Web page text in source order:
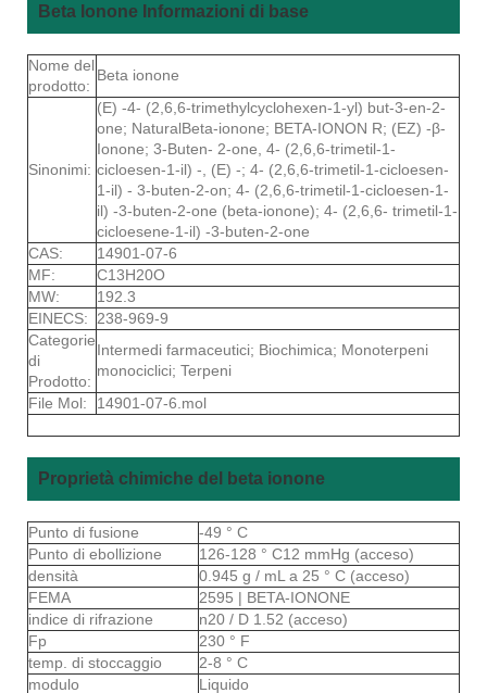
Beta Ionone Informazioni di base
Nome del
prodotto:
Beta ionone
Sinonimi:
(E) -4- (2,6,6-trimethylcyclohexen-1-yl) but-3-en-2-
one; NaturalBeta-ionone; BETA-IONON R; (EZ) -β-
Ionone; 3-Buten- 2-one, 4- (2,6,6-trimetil-1-
cicloesen-1-il) -, (E) -; 4- (2,6,6-trimetil-1-cicloesen-
1-il) - 3-buten-2-on; 4- (2,6,6-trimetil-1-cicloesen-1-
il) -3-buten-2-one (beta-ionone); 4- (2,6,6- trimetil-1-
cicloesene-1-il) -3-buten-2-one
CAS:
14901-07-6
MF:
C13H20O
MW:
192.3
EINECS:
238-969-9
Categorie
di
Prodotto:
Intermedi farmaceutici; Biochimica; Monoterpeni
monociclici; Terpeni
File Mol:
14901-07-6.mol
Proprietà chimiche del beta ionone
Punto di fusione
-49 ° C
Punto di ebollizione
126-128 ° C12 mmHg (acceso)
densità
0.945 g / mL a 25 ° C (acceso)
FEMA
2595 | BETA-IONONE
indice di rifrazione
n20 / D 1.52 (acceso)
Fp
230 ° F
temp. di stoccaggio
2-8 ° C
modulo
Liquido